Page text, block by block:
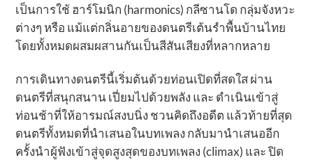
เป็นการใช้ ฮาร์โมนิก (harmonics) กลีซานโด กลุ่มจังหวะ
ต่างๆ หรือ แม้แต่กลิ่นอายของดนตรีเต้นรำพื้นบ้านไทย
โดยทั้งหมดผสมผสานกันเป็นสีสันเสียงที่หลากหลาย
การเดินทางดนตรีนี้เริ่มต้นด้วยท่อนเปิดที่สดใส ผ่าน
ดนตรีที่สนุกสนาน เปี่ยมไปด้วยพลัง และ ดำเนินเข้าสู่
ท่อนช้าที่ให้อารมณ์สงบนิ่ง ชวนคิดถึงอดีต แล้วท้ายที่สุด
ดนตรีทั้งหมดที่นำเสนอในบทเพลง กลับมานำเสนออีก
ครั้งนำผู้ฟังเข้าสู่จุดสูงสุดของบทเพลง (climax) และ ปิด